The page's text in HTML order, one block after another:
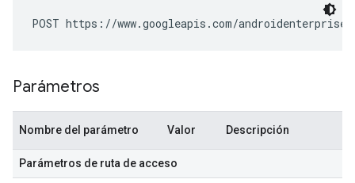
POST https://www.googleapis.com/
Parámetros
Nombre del parámetro Valor Descripción
Parámetros de ruta de acceso